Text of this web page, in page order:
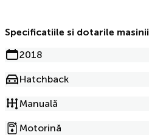
Specificatiile si dotarile masinii
2018
Hatchback
Manuală
Motorină